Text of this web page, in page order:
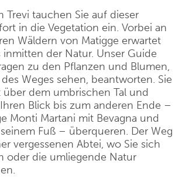
Trevi tauchen Sie auf dieser
in die Vegetation ein. Vorbei an
Wäldern von Matigge erwartet
inmitten der Natur. Unser Guide
zu den Pflanzen und Blumen,
Weges sehen, beantworten. Sie
dem umbrischen Tal und
Blick bis zum anderen Ende –
Monti Martani mit Bevagna und
Fuß – überqueren. Der Weg
vergessenen Abtei, wo Sie sich
oder die umliegende Natur